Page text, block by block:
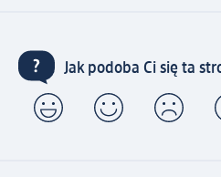
Jak podoba Ci się ta